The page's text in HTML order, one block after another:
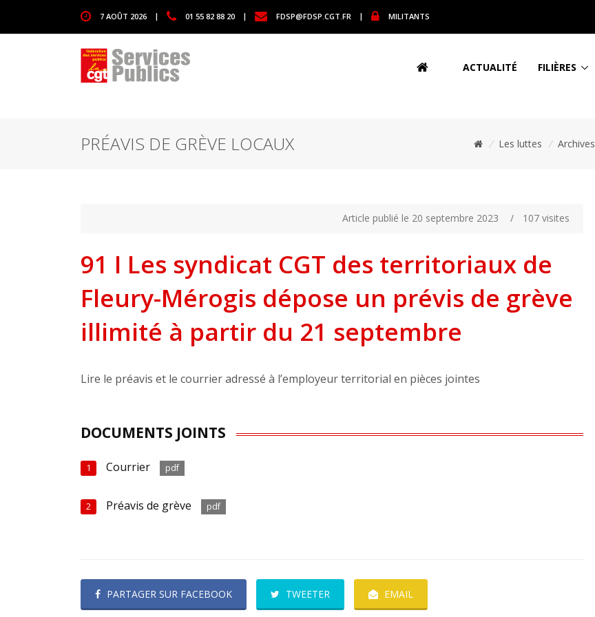
7 AOÛT 2026 | 01 55 82 88 20 | FDSP@FDSP.CGT.FR | MILITANTS
ACTUALITÉ FILIÈRES
PRÉAVIS DE GRÈVE LOCAUX / Les luttes / Archives
Article publié le 20 septembre 2023 / 107 visites
91 I Les syndicat CGT des territoriaux de
Fleury-Mérogis dépose un prévis de grève
illimité à partir du 21 septembre
Lire le préavis et le courrier adressé à l’employeur territorial en pièces jointes
DOCUMENTS JOINTS
1 Courrier pdf
2 Préavis de grève pdf
PARTAGER SUR FACEBOOK TWEETER EMAIL